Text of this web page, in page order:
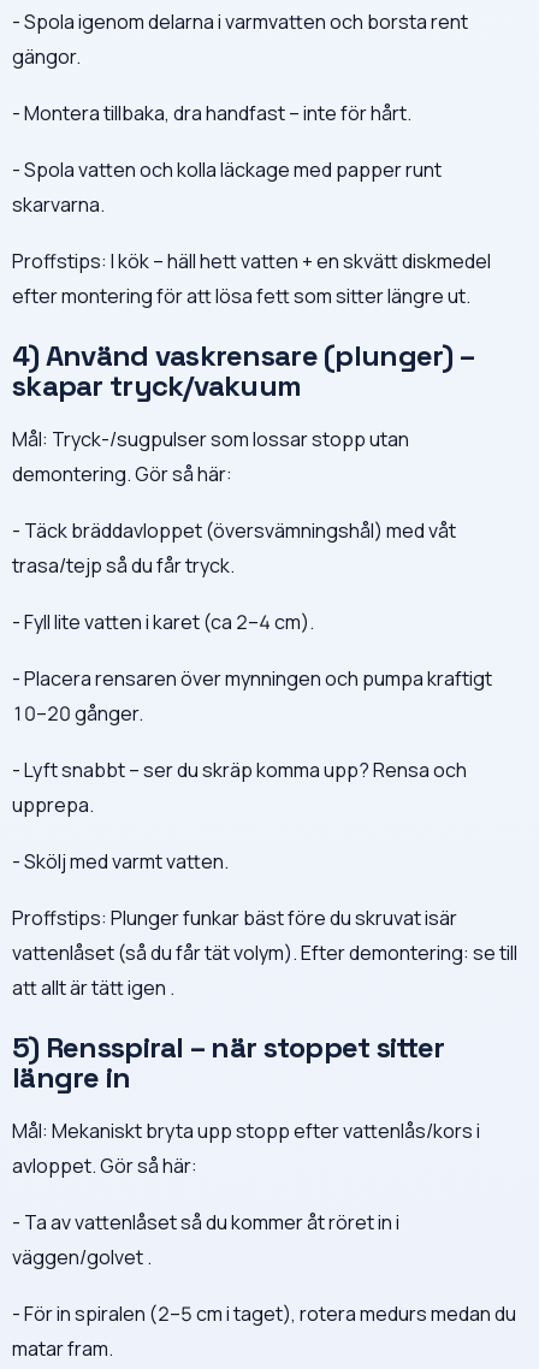
- Spola igenom delarna i varmvatten och borsta rent
gängor.
- Montera tillbaka, dra handfast – inte för hårt.
- Spola vatten och kolla läckage med papper runt
skarvarna.
Proffstips: I kök – häll hett vatten + en skvätt diskmedel
efter montering för att lösa fett som sitter längre ut.
4) Använd vaskrensare (plunger) –
skapar tryck/vakuum
Mål: Tryck-/sugpulser som lossar stopp utan
demontering. Gör så här:
- Täck bräddavloppet (översvämningshål) med våt
trasa/tejp så du får tryck.
- Fyll lite vatten i karet (ca 2–4 cm).
- Placera rensaren över mynningen och pumpa kraftigt
10–20 gånger.
- Lyft snabbt – ser du skräp komma upp? Rensa och
upprepa.
- Skölj med varmt vatten.
Proffstips: Plunger funkar bäst före du skruvat isär
vattenlåset (så du får tät volym). Efter demontering: se till
att allt är tätt igen .
5) Rensspiral – när stoppet sitter
längre in
Mål: Mekaniskt bryta upp stopp efter vattenlås/kors i
avloppet. Gör så här:
- Ta av vattenlåset så du kommer åt röret in i
väggen/golvet .
- För in spiralen (2–5 cm i taget), rotera medurs medan du
matar fram.